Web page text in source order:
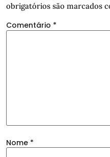
obrigatórios são marcados
Comentário *
Nome *